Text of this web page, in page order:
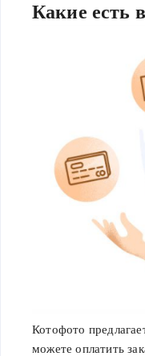
Какие есть
Котофото
можете оплатить